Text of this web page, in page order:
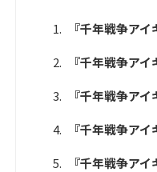
『千年戦争ア
『千年戦争ア
『千年戦争ア
『千年戦争ア
『千年戦争ア